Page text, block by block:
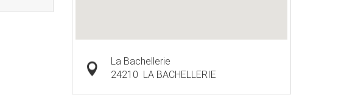
La Bachellerie
24210 LA BACHELLERIE